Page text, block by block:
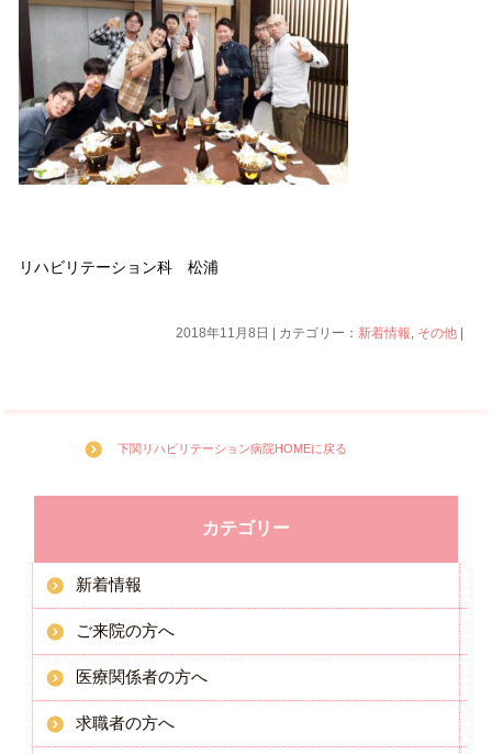
リハビリテーション科 松浦
2018年11月8日 | カテゴリー： 新着情報, その他
下関リハビリテーション病院HOMEに戻る
カテゴリー
新着情報
ご来院の方へ
医療関係者の方へ
求職者の方へ